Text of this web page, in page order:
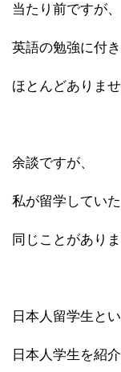
当たり前ですが
英語の勉強に付
ほとんどありませ
余談ですが、
私が留学してい
同じことがありま
日本人留学生と
日本人学生を紹